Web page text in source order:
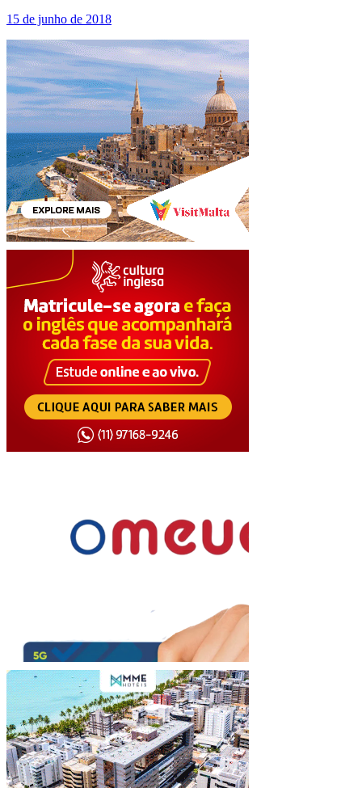
15 de junho de 2018